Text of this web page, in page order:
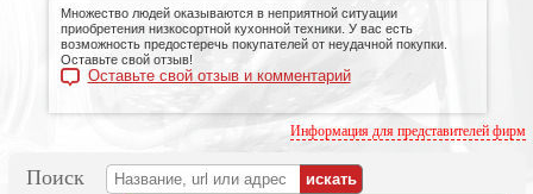
Множество людей оказываются в неприятной ситуации
приобретения низкосортной кухонной техники. У вас есть
возможность предостеречь покупателей от неудачной покупки.
Оставьте свой отзыв!
Оставьте свой отзыв и комментарий
Информация для представителей фирм
Поиск